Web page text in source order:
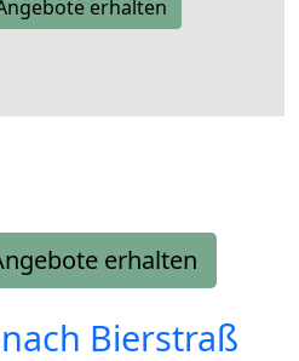
erhalten
erhalten
Bierstraß